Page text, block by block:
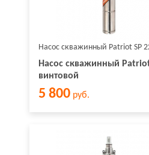
Насос скважинный Patriot SP
Насос скважинный Patriot
винтовой
5 800 руб.